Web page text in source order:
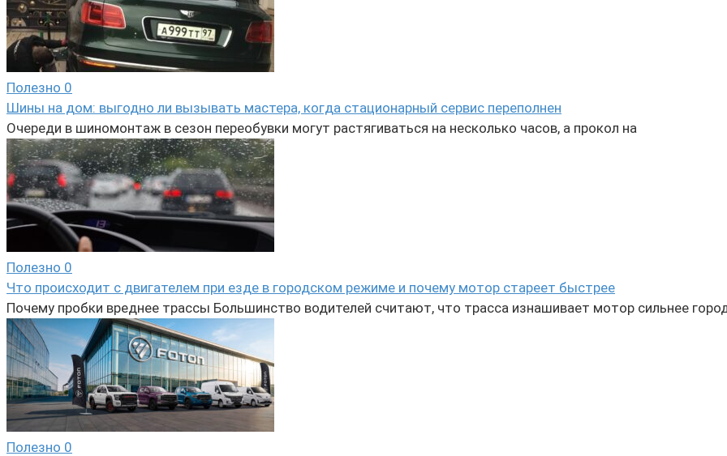
Полезно 0
Шины на дом: выгодно ли вызывать мастера, когда стационарный сервис переполнен
Очереди в шиномонтаж в сезон переобувки могут растягиваться на несколько часов, а прокол на
Полезно 0
Что происходит с двигателем при езде в городском режиме и почему мотор стареет быстрее
Почему пробки вреднее трассы Большинство водителей считают, что трасса изнашивает мотор сильнее
Полезно 0